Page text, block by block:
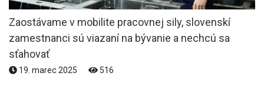
Zaostávame v mobilite pracovnej sily, slovenskí
zamestnanci sú viazaní na bývanie a nechcú sa
sťahovať
19. marec 2025 516